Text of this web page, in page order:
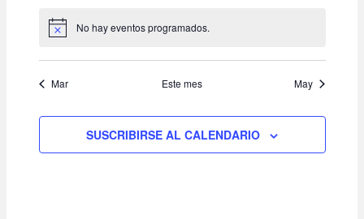
No hay eventos programados.
Mar Este mes May
SUSCRIBIRSE AL CALENDARIO